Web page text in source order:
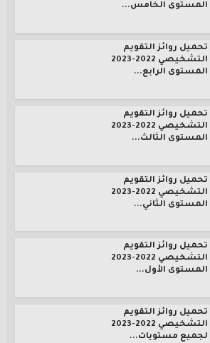
المستوى الخامس...
تحميل روائز التقويم
التشخيصي 2022-2023
المستوى الرابع...
تحميل روائز التقويم
التشخيصي 2022-2023
المستوى الثالث...
تحميل روائز التقويم
التشخيصي 2022-2023
المستوى الثاني...
تحميل روائز التقويم
التشخيصي 2022-2023
المستوى الأول...
تحميل روائز التقويم
التشخيصي 2022-2023
لجميع مستويات...